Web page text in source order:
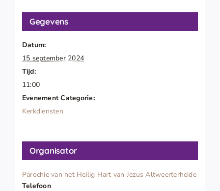
Gegevens
Datum:
15 september 2024
Tijd:
11:00
Evenement Categorie:
Kerkdiensten
Organisator
Parochie van het Heilig Hart van Jezus Altweerterheide
Telefoon